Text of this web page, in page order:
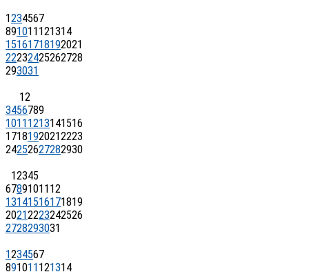
1234567
891011 121314
15161718192021
22232425262728
293031
12
3456789
1011 1213141516
17181920212223
24252627282930
12345
67891011 12
13141516171819
20212223242526
2728293031
1234567
891011 121314